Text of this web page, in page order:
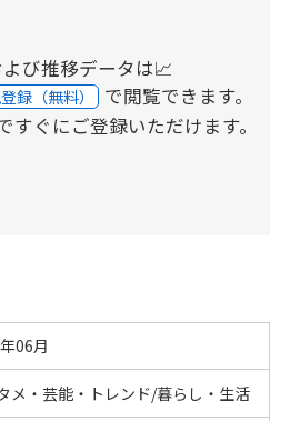
び推移データは📈
録（無料） で閲覧できます。
すぐにご登録いただけます。
06月
メ・芸能・トレンド/暮らし・生活